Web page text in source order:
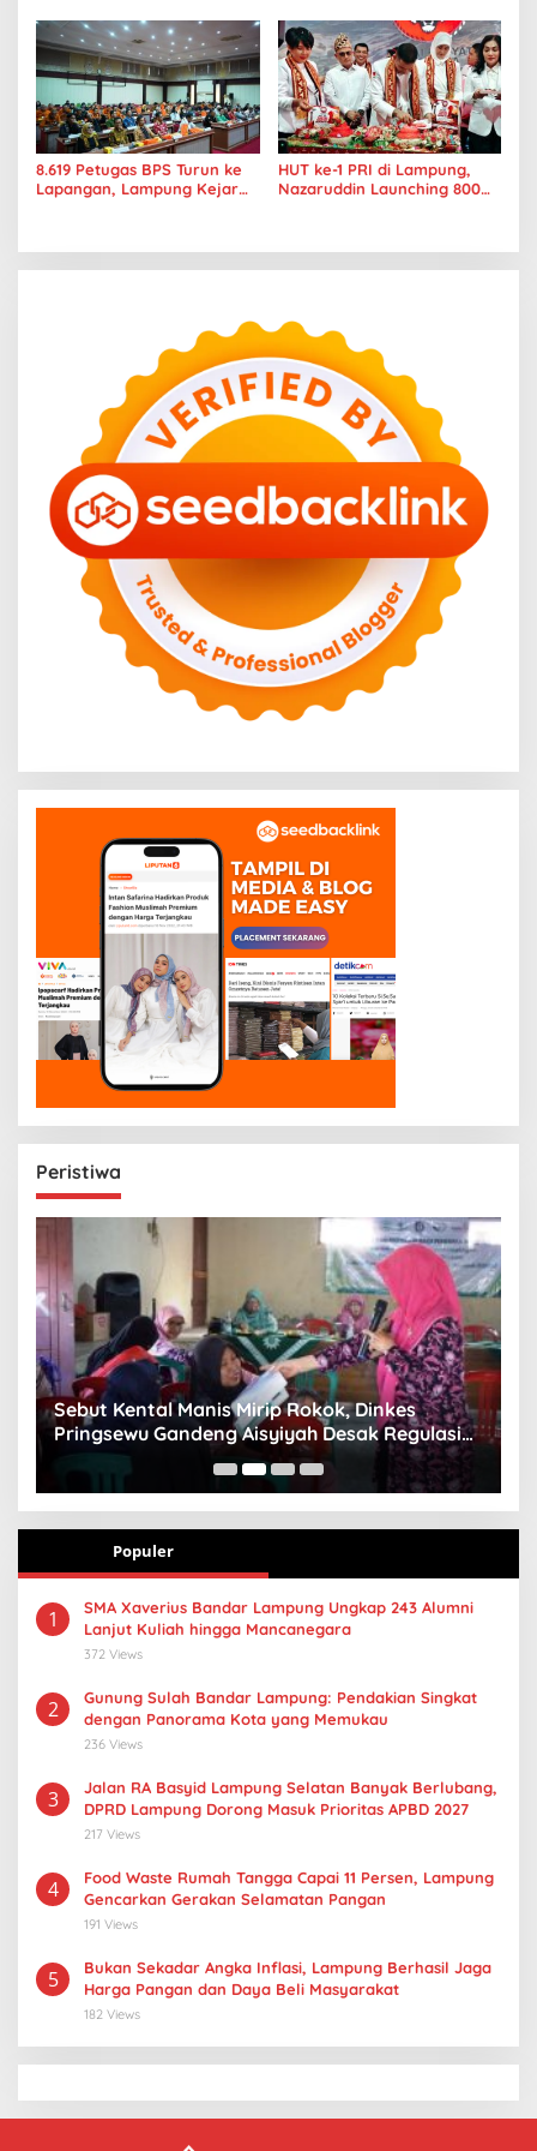
8.619 Petugas BPS Turun ke
Lapangan, Lampung Kejar
HUT ke-1 PRI di Lampung,
Nazaruddin Launching 800
Peristiwa
Sebut Kental Manis Mirip Rokok, Dinkes
Pringsewu Gandeng Aisyiyah Desak Regulasi
Gizi Anak
Populer
1
SMA Xaverius Bandar Lampung Ungkap 243 Alumni
Lanjut Kuliah hingga Mancanegara
372 Views
2
Gunung Sulah Bandar Lampung: Pendakian Singkat
dengan Panorama Kota yang Memukau
236 Views
3
Jalan RA Basyid Lampung Selatan Banyak Berlubang,
DPRD Lampung Dorong Masuk Prioritas APBD 2027
217 Views
4
Food Waste Rumah Tangga Capai 11 Persen, Lampung
Gencarkan Gerakan Selamatan Pangan
191 Views
5
Bukan Sekadar Angka Inflasi, Lampung Berhasil Jaga
Harga Pangan dan Daya Beli Masyarakat
182 Views